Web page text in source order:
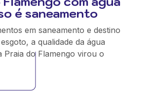
é saneamento
em saneamento e destino
a qualidade da água
Praia do Flamengo virou o